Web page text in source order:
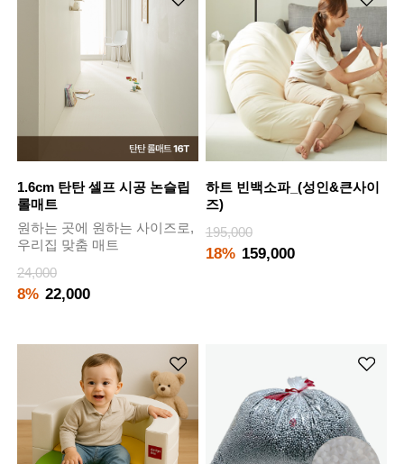
1.6cm 탄탄 셀프 시공 논슬립
롤매트
원하는 곳에 원하는 사이즈로,
우리집 맞춤 매트
24,000
8% 22,000
하트 빈백소파_(성인&큰사이
즈)
195,000
18% 159,000